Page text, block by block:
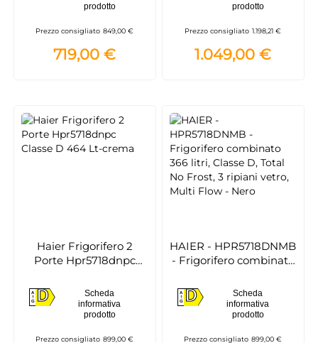
prodotto
Prezzo consigliato 849,00 €
719,00 €
prodotto
Prezzo consigliato 1.198,21 €
1.049,00 €
Haier Frigorifero 2
Porte Hpr5718dnpc
A
G D
Scheda
informativa
prodotto
Prezzo consigliato 899,00 €
HAIER - HPR5718DNMB
- Frigorifero combinato
No Frost, 3 ripiani vetro,
Multi Flow - Nero
A
G D
Scheda
informativa
prodotto
Prezzo consigliato 899,00 €